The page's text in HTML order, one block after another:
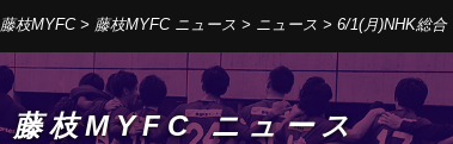
藤枝MYFC> 藤枝MYFC ニュース > ニュース > 6/1(月)NHK総
藤枝MYFC ニュース